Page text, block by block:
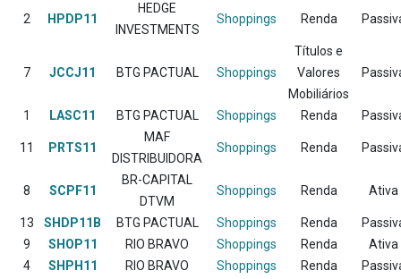
2 HPDP11
HEDGE
INVESTMENTS
Shoppings Renda
7 JCCJ11 BTG PACTUAL Shoppings
Títulos e
Valores
Mobiliários
1 LASC11 BTG PACTUAL Shoppings Renda
11 PRTS11
MAF
DISTRIBUIDORA
Shoppings Renda
8 SCPF11
BR-CAPITAL
DTVM
Shoppings Renda Ativa
13 SHDP11B BTG PACTUAL Shoppings Renda
9
SHOP11 RIO BRAVO Shoppings Renda
Ativa
4
SHPH11 RIO BRAVO Shoppings Renda